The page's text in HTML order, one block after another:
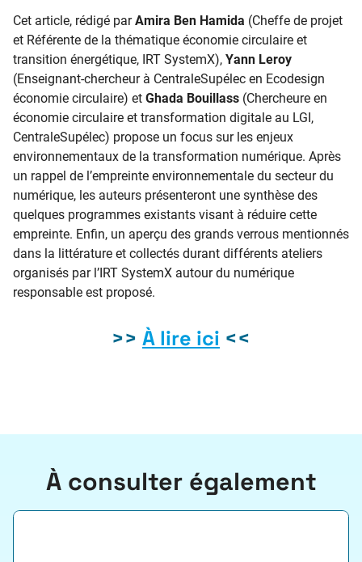
Cet article, rédigé parAmira Ben Hamida (Cheffe de projet
et Référente de la thématique économie circulaire et
transition énergétique, IRT SystemX), Yann Leroy
(Enseignant-chercheur à CentraleSupélec en Ecodesign
économie circulaire) et Ghada Bouillass (Chercheure en
économie circulaire et transformation digitale au LGI,
CentraleSupélec) propose un focus sur les enjeux
environnementaux de la transformation numérique. Après
un rappel de l’empreinte environnementale du secteur du
numérique, les auteurs présenteront une synthèse des
quelques programmes existants visant à réduire cette
empreinte. Enfin, un aperçu des grands verrous mentionnés
dans la littérature et collectés durant différents ateliers
organisés par l’IRT SystemX autour du numérique
responsable est proposé.
>> À lire ici <<
À consulter également